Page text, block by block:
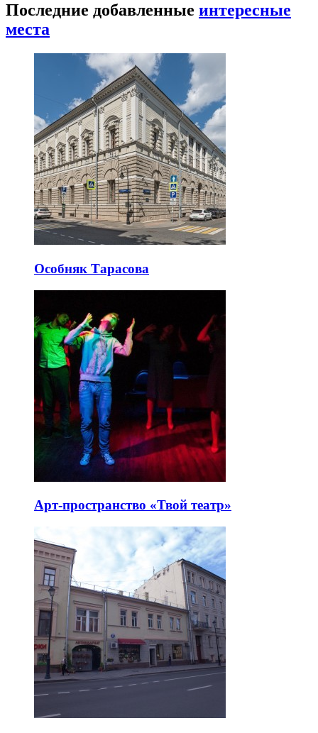
Последние добавленные интересные
места
Особняк Тарасова
Арт-пространство «Твой театр»